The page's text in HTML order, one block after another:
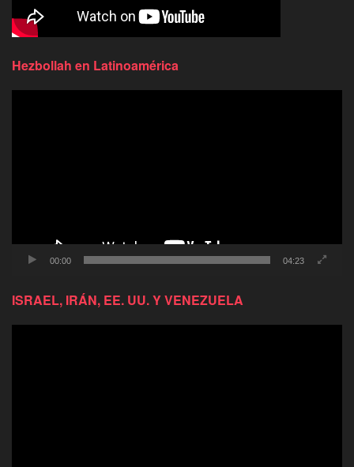
Hezbollah en Latinoamérica
00:00 04:23
ISRAEL, IRÁN, EE. UU. Y VENEZUELA